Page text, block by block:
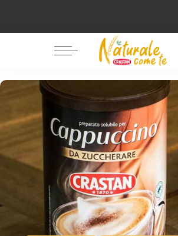
Ambiente / Natura
Alimentazione
Benessere
Famiglia
Biologico
Alimentazione
Benessere
Famiglia
Biologico